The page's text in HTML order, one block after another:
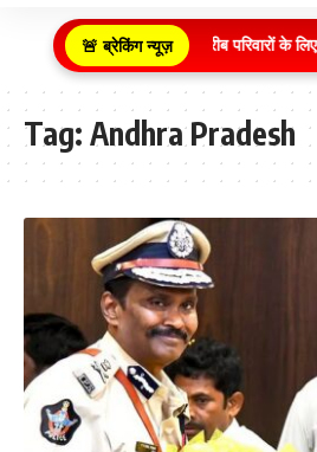
🚨 ब्रेकिंग न्यूज़
ग्रामीण क्षेत्र के गरीब परिवारों के
Tag: Andhra Pradesh